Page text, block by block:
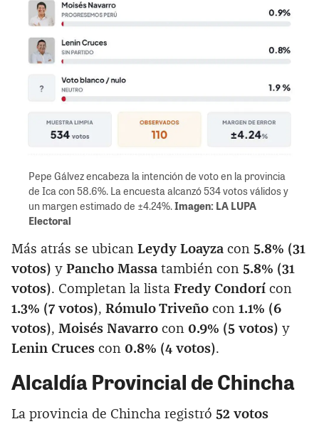
Pepe Gálvez encabeza la intención de voto en la provincia
de Ica con 58.6%. La encuesta alcanzó 534 votos válidos y
un margen estimado de ±4.24%.Imagen: LA LUPA
Electoral
Más atrás se ubican Leydy Loayza con 5.8% (31
votos) y Pancho Massa también con 5.8% (31
votos). Completan la lista Fredy Condorí con
1.3% (7 votos), Rómulo Triveño con 1.1% (6
votos), Moisés Navarro con 0.9% (5 votos) y
Lenin Cruces con 0.8% (4 votos).
Alcaldía Provincial de Chincha
La provincia de Chincha registró 52 votos